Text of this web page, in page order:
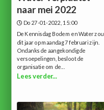
naar mei 2022
Do 27-01-2022, 15:00
De Kennisdag Bodem en Water zou
dit jaar op maandag 7 februari zijn.
Ondanks de aangekondigde
versoepelingen, besloot de
organisatie om de...
Lees verder...